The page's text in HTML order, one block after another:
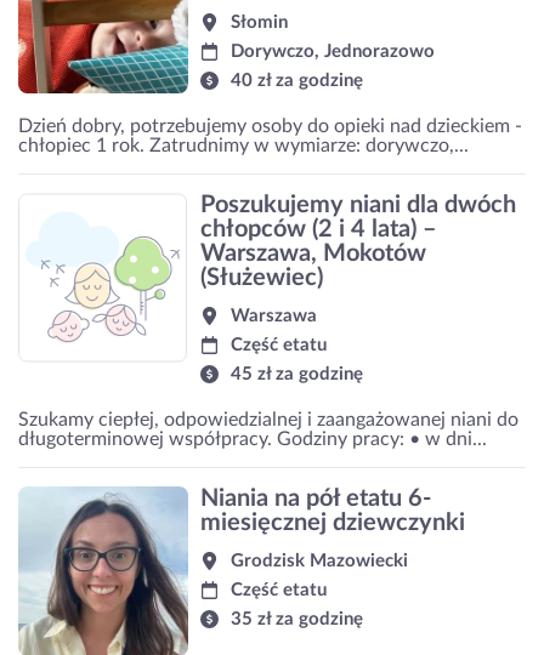
Słomin
Dorywczo, Jednorazowo
40 zł za godzinę
Dzień dobry, potrzebujemy osoby do opieki nad dzieckiem -
chłopiec 1 rok. Zatrudnimy w wymiarze: dorywczo,...
Poszukujemy niani dla dwóch
chłopców (2 i 4 lata) –
Warszawa, Mokotów
(Służewiec)
Warszawa
Część etatu
45 zł za godzinę
Szukamy ciepłej, odpowiedzialnej i zaangażowanej niani do
długoterminowej współpracy. Godziny pracy: • w dni...
Niania na pół etatu 6-
miesięcznej dziewczynki
Grodzisk Mazowiecki
Część etatu
35 zł za godzinę